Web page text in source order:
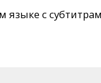
языке с